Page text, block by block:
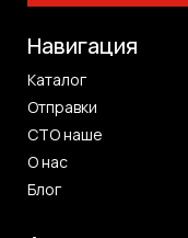
Навигация
Каталог
Отправки
СТО наше
О нас
Блог